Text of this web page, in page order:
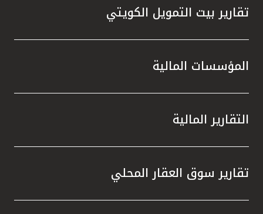
تقارير بيت التمويل الكويتي
المؤسسات المالية
التقارير المالية
تقارير سوق العقار المحلي